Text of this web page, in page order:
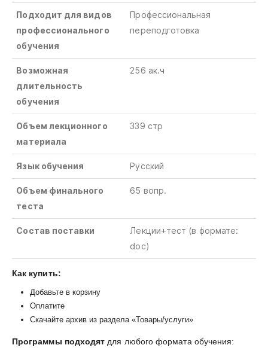
Подходит для видов
профессионального
обучения
Профессиональная
переподготовка
Возможная
длительность
обучения
256 ак.ч
Объем лекционного
материала
339 стр
Язык обучения Русский
Объем финального
теста
65 вопр.
Состав поставки Лекции+тест (в формате:
doc)
Как купить:
Добавьте в корзину
Оплатите
Скачайте архив из раздела «Товары/услуги»
Программы подходят для любого формата обучения: